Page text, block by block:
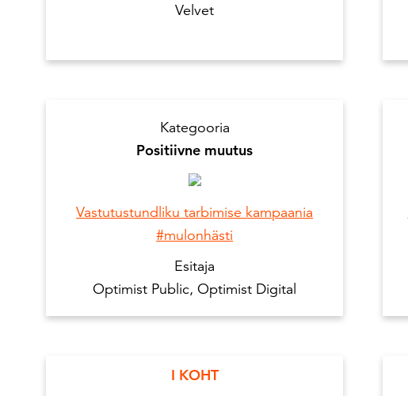
Velvet
Kategooria
Positiivne muutus
Vastutustundliku tarbimise kampaania
#mulonhästi
Esitaja
Optimist Public, Optimist Digital
I KOHT